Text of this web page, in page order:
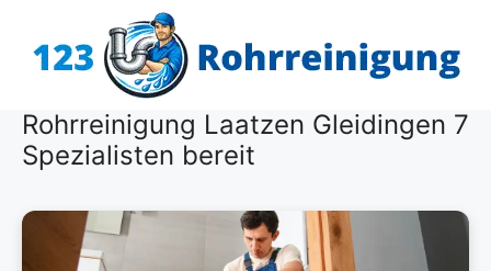
Inhalt
Rohrreinigung Laatzen Gleidingen 7
Spezialisten bereit